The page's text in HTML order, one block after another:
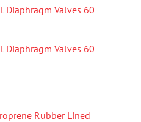
Diaphragm Valves 60
Diaphragm Valves 60
Rubber Lined